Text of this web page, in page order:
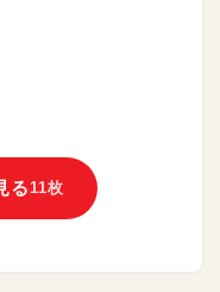
る11枚